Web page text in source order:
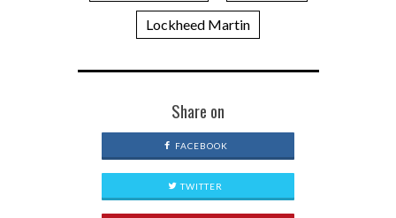
Lockheed Martin
Share on
FACEBOOK
TWITTER